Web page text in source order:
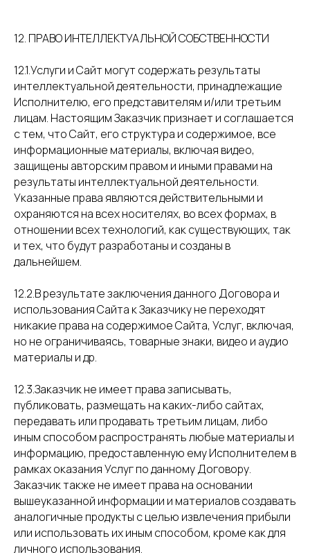
12. ПРАВО ИНТЕЛЛЕКТУАЛЬНОЙ СОБСТВЕННОСТИ
12.1.Услуги и Сайт могут содержать результаты
интеллектуальной деятельности, принадлежащие
Исполнителю, его представителям и/или третьим
лицам. Настоящим Заказчик признает и соглашается
с тем, что Сайт, его структура и содержимое, все
информационные материалы, включая видео,
защищены авторским правом и иными правами на
результаты интеллектуальной деятельности.
Указанные права являются действительными и
охраняются на всех носителях, во всех формах, в
отношении всех технологий, как существующих, так
и тех, что будут разработаны и созданы в
дальнейшем.
12.2.В результате заключения данного Договора и
использования Сайта к Заказчику не переходят
никакие права на содержимое Сайта, Услуг, включая,
но не ограничиваясь, товарные знаки, видео и аудио
материалы и др.
12.3.Заказчик не имеет права записывать,
публиковать, размещать на каких-либо сайтах,
передавать или продавать третьим лицам, либо
иным способом распространять любые материалы и
информацию, предоставленную ему Исполнителем в
рамках оказания Услуг по данному Договору.
Заказчик также не имеет права на основании
вышеуказанной информации и материалов создавать
аналогичные продукты с целью извлечения прибыли
или использовать их иным способом, кроме как для
личного использования.